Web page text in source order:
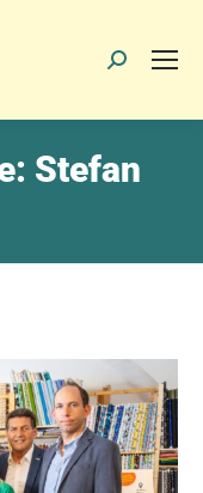
Search:
Stefan
> Beitrag drucken